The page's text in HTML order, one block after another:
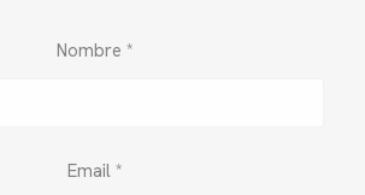
Nombre *
Email *